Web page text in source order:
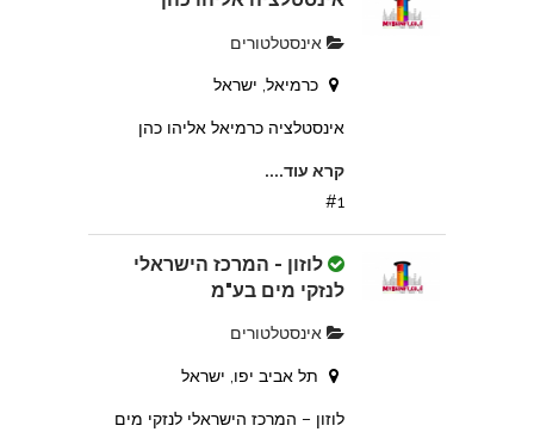
אינסטלטורים
כרמיאל, ישראל
אינסטלציה כרמיאל אליהו כהן
קרא עוד....
#1
לוזון - המרכז הישראלי
לנזקי מים בע"מ
אינסטלטורים
תל אביב יפו, ישראל
לוזון – המרכז הישראלי לנזקי מים